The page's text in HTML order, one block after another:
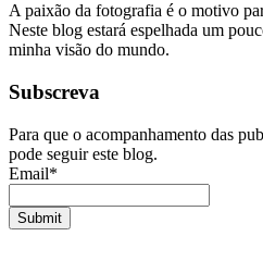
A paixão da fotografia é o motivo
Neste blog estará espelhada um
minha visão do mundo.
Subscreva
Para que o acompanhamento das
pode seguir este blog.
Email*